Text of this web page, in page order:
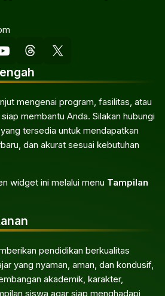
mengenai program, fasilitas, atau
membantu Anda. Silakan hubungi
tersedia untuk mendapatkan
dan akurat sesuai kebutuhan
widget ini melalui menu Tampilan
pendidikan berkualitas
yang nyaman, aman, dan kondusif,
akademik, karakter,
siswa agar siap menghadapi